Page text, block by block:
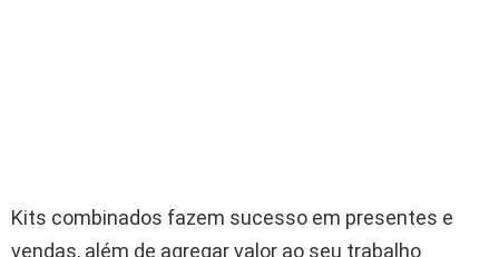
Kits combinados fazem sucesso em presentes e
vendas, além de agregar valor ao seu trabalho